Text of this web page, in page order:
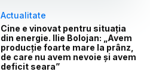
Actualitate
Cine e vinovat pentru situația
din energie. Ilie Bolojan: „Avem
producție foarte mare la prânz,
de care nu avem nevoie și avem
deficit seara”